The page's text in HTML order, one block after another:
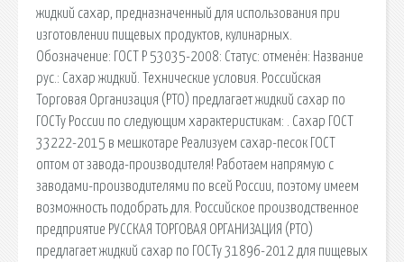
жидкий сахар, предназначенный для использования при
изготовлении пищевых продуктов, кулинарных.
Обозначение: ГОСТ Р 53035-2008: Статус: отменён: Название
рус.: Сахар жидкий. Технические условия. Российская
Торговая Организация (РТО) предлагает жидкий сахар по
ГОСТу России по следующим характеристикам: . Сахар ГОСТ
33222-2015 в мешкотаре Реализуем сахар-песок ГОСТ
оптом от завода-производителя! Работаем напрямую с
заводами-производителями по всей России, поэтому имеем
возможность подобрать для. Российское производственное
предприятие РУССКАЯ ТОРГОВАЯ ОРГАНИЗАЦИЯ (РТО)
предлагает жидкий сахар по ГОСТу 31896-2012 для пищевых